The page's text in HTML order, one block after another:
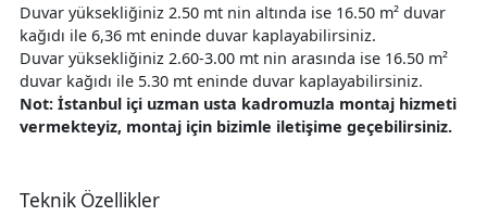
Duvar yüksekliğiniz 2.50 mt nin altında ise 16.50 m² duvar
kağıdı ile 6,36 mt eninde duvar kaplayabilirsiniz.
Duvar yüksekliğiniz 2.60-3.00 mt nin arasında ise 16.50 m²
duvar kağıdı ile 5.30 mt eninde duvar kaplayabilirsiniz.
Not: İstanbul içi uzman usta kadromuzla montaj hizmeti
vermekteyiz, montaj için bizimle iletişime geçebilirsiniz.
Teknik Özellikler